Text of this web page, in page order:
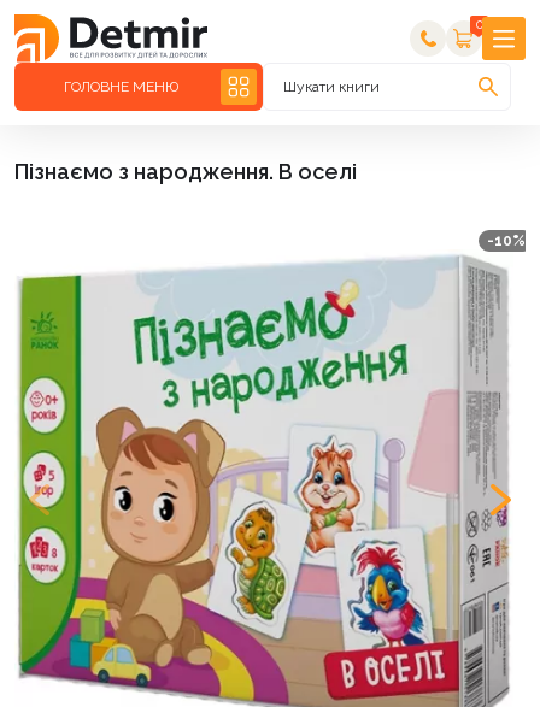
0
ГОЛОВНЕ МЕНЮ Шукати книги
Пізнаємо з народження. В оселі
-10%